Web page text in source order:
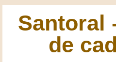
Santoral
de